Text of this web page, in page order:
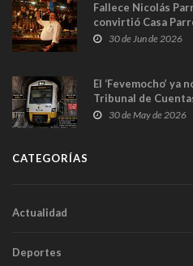
Fallece Nicolás
convirtió Casa
en Madrid
30 de Jun de 2026
El ‘Fevemocho’ ya
Tribunal de
sobrecoste de los
30 de May de 2026
CATEGORÍAS
Actualidad
Deportes